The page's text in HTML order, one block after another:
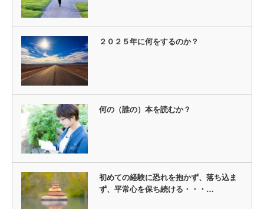
２０２５年に何をするのか？
何の（誰の）本を読むか？
初めての経験に恐れを抱かず、落ち込ま
ず、平常心を保ち続ける・・・…